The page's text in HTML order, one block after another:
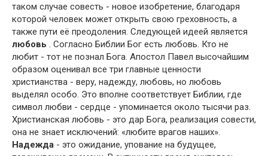
таком случае совесть - новое изобретение, благодаря
которой человек может открыть свою греховность, а
также пути её преодоления. Следующей идеей является
любовь . Согласно Библии Бог есть любовь. Кто не
любит - тот не познал Бога. Апостол Павел высочайшим
образом оценивал все три главные ценности
христианства - веру, надежду, любовь, но любовь
выделял особо. Это вполне соответствует Библии, где
символ любви - сердце - упоминается около тысячи раз.
Христианская любовь - это дар Бога, реализация совести,
она не знает исключений: «любите врагов наших».
Надежда - это ожидание, упование на будущее,